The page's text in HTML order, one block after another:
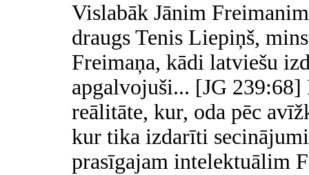
Vislabāk Jānim
draugs Tenis Liepiņš,
Freimaņa, kādi latviešu
apgalvojuši... [JG 239:68]
reālitāte, kur, oda pēc
kur tika izdarīti
prasīgajam intelektuālim